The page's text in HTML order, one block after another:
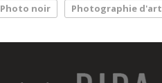
Photo noir Photographie d'art